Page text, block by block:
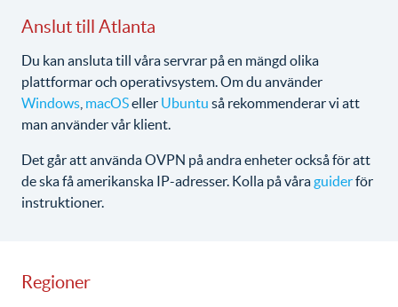
Anslut till Atlanta
Du kan ansluta till våra servrar på en mängd olika
plattformar och operativsystem. Om du använder
Windows macOSeller Ubuntu så rekommenderar vi att
man använder vår klient.
Det går att använda OVPN på andra enheter också för att
de ska få amerikanska IP-adresser. Kolla på våraguiderför
instruktioner.
Regioner